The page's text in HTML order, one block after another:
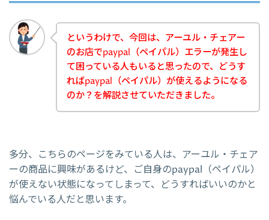
というわけで、今回は、アーユル・チェアー
のお店でpaypal（ペイパル）エラーが発生し
て困っている人もいると思ったので、どうす
ればpaypal（ペイパル）が使えるようになる
のか？を解説させていただきました。
多分、こちらのページをみている人は、アーユル・チェア
ーの商品に興味があるけど、ご自身のpaypal（ペイパル）
が使えない状態になってしまって、どうすればいいのかと
悩んでいる人だと思います。